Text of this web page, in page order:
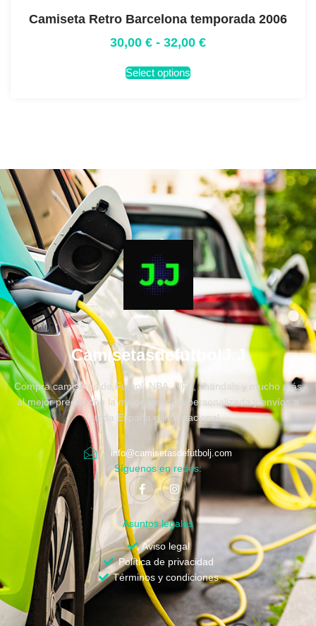
Camiseta Retro Barcelona temporada 2006
30,00 € - 32,00 €
Select options
CamisetasdefutbolJ.J
Compra camisetas de Fútbol, NBA, NFL, chandals y mucho más
al mejor precio, con la mejor atención personalizada y envíos a
toda España e internacional.
info@camisetasdefutbolj.com
Síguenos en redes:
Asuntos legales
Aviso legal
Política de privacidad
Términos y condiciones